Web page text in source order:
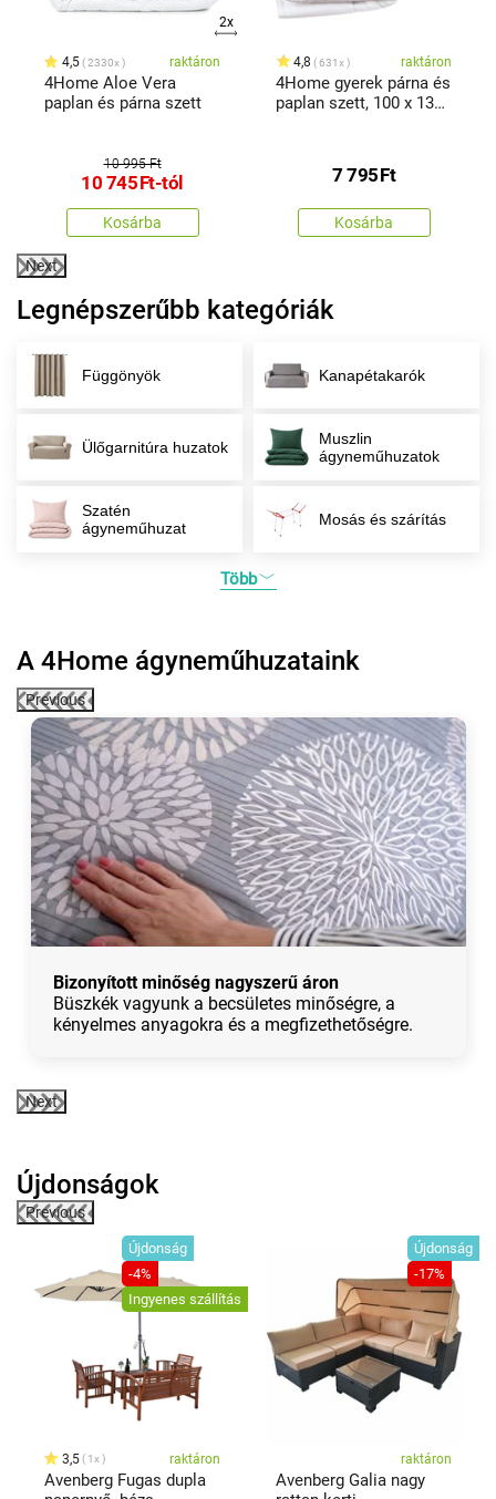
2x
4,5 2330x raktáron
4Home Aloe Vera
paplan és párna szett
10 995 Ft
10 745Ft-tól
Kosárba
4,8 631x raktáron
4Home gyerek párna és
paplan szett, 100 x 135
7 795Ft
Kosárba
Next
Legnépszerűbb kategóriák
Függönyök Kanapétakarók
Ülőgarnitúra huzatok
Muszlin
ágyneműhuzatok
Szatén
ágyneműhuzat
Mosás és szárítás
Több
A 4Home ágyneműhuzataink
Previous
Bizonyított minőség nagyszerű áron
Büszkék vagyunk a becsületes minőségre, a
kényelmes anyagokra és a megfizethetőségre.
Next
Újdonságok
Previous
Újdonság
-4%
Ingyenes szállítás
3,5 1x raktáron
Avenberg Fugas dupla
Újdonság
-17%
raktáron
Avenberg Galia nagy